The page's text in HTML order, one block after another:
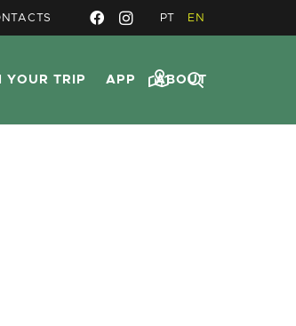
PT EN
YOUR TRIP APP ABOUT